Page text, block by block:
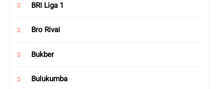
BRI Liga 1
Bro Rivai
Bukber
Bulukumba